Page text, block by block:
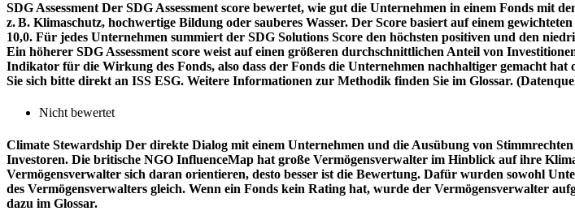
SDG Assessment Der SDG Assessment score bewertet, wie gut die Unternehmen in einem Fonds mit
z. B. Klimaschutz, hochwertige Bildung oder sauberes Wasser. Der Score basiert auf einem
10,0. Für jedes Unternehmen summiert der SDG Solutions Score den höchsten positiven und den
Ein höherer SDG Assessment score weist auf einen größeren durchschnittlichen Anteil von
Indikator für die Wirkung des Fonds, also dass der Fonds die Unternehmen nachhaltiger gemacht
Sie sich bitte direkt an ISS ESG. Weitere Informationen zur Methodik finden Sie im Glossar.
Nicht bewertet
Climate Stewardship Der direkte Dialog mit einem Unternehmen und die Ausübung von
Investoren. Die britische NGO InfluenceMap hat große Vermögensverwalter im Hinblick auf ihre
Vermögensverwalter sich daran orientieren, desto besser ist die Bewertung. Dafür wurden sowohl
des Vermögensverwalters gleich. Wenn ein Fonds kein Rating hat, wurde der Vermögensverwalter
dazu im Glossar.